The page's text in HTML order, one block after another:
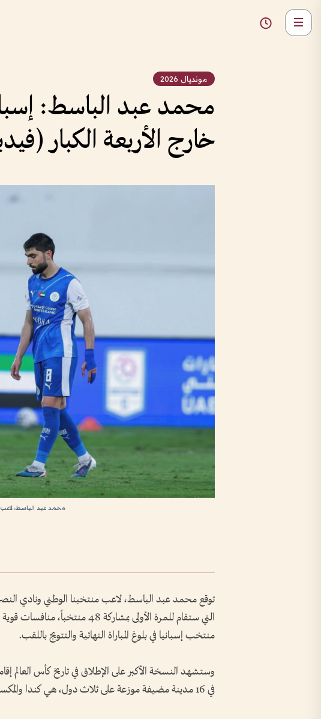
مونديال 2026
محمد عبد الباسط:
خارج الأربعة الكبار
محمد عبد الباسط،
توقع محمد عبد الباسط، لاعب منتخبنا الوطني ونادي
التي ستقام للمرة الأولى بمشاركة
منتخب إسبانيا في بلوغ المباراة النهائية والتتويج باللقب.
في 16 مدينة مضيفة موزعة على ثلاث دول، هي كندا والمكسيك والولايات المتحدة الأمريكية.